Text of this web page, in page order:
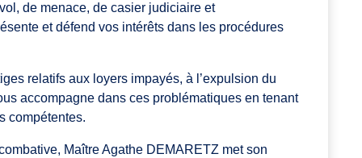
de menace, de casier judiciaire et
et défend vos intérêts dans les procédures
relatifs aux loyers impayés, à l’expulsion du
accompagne dans ces problématiques en tenant
compétentes.
Maître Agathe DEMARETZ met son